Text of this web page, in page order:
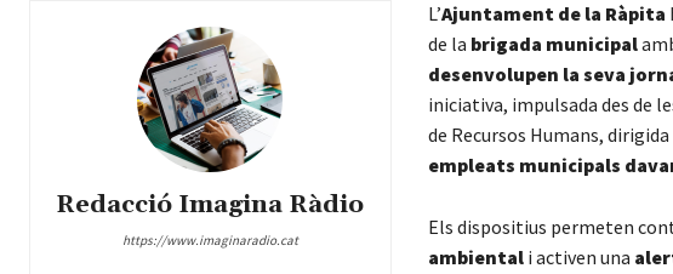
Redacció Imagina Ràdio
https://www.imaginaradio.cat
L’Ajuntament de la Ràpita
de la brigada municipal
desenvolupen la seva
iniciativa, impulsada des de
de Recursos Humans,
empleats municipals
Els dispositius permeten
ambientali activen una